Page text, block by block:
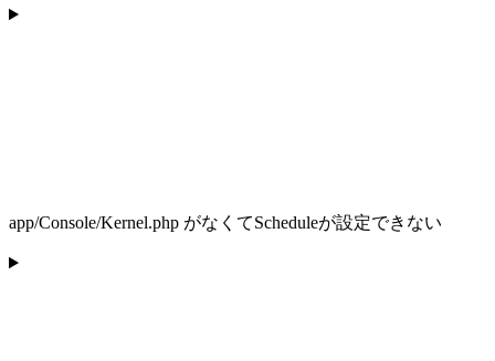
app/Console/Kernel.php がなくてScheduleが設定できない